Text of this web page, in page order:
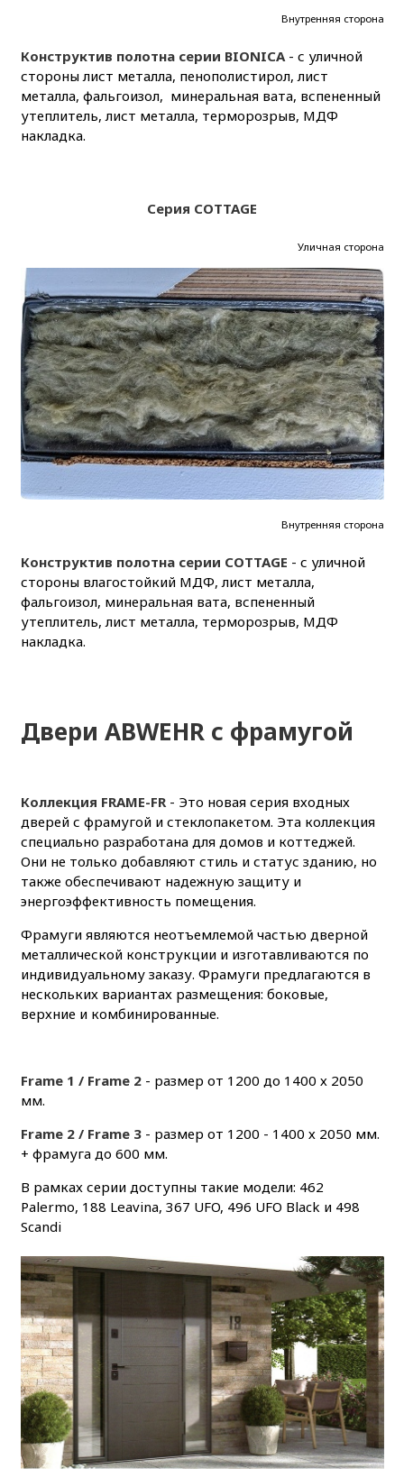
Внутренняя сторона
Конструктив полотна серии BIONICA- с уличной
стороны лист металла, пенополистирол, лист
металла, фальгоизол, минеральная вата, вспененный
утеплитель, лист металла, терморозрыв, МДФ
накладка.
Серия COTTAGE
Уличная сторона
Внутренняя сторона
Конструктив полотна серии COTTAGE - с уличной
стороны влагостойкий МДФ, лист металла,
фальгоизол, минеральная вата, вспененный
утеплитель, лист металла, терморозрыв, МДФ
накладка.
Двери ABWEHR с фрамугой
Коллекция FRAME-FR- Это новая серия входных
дверей с фрамугой и стеклопакетом. Эта коллекция
специально разработана для домов и коттеджей.
Они не только добавляют стиль и статус зданию, но
также обеспечивают надежную защиту и
энергоэффективность помещения.
Фрамуги являются неотъемлемой частью дверной
металлической конструкции и изготавливаются по
индивидуальному заказу. Фрамуги предлагаются в
нескольких вариантах размещения: боковые,
верхние и комбинированные.
Frame 1 / Frame 2- размер от 1200 до 1400 х 2050
мм.
Frame 2 / Frame 3- размер от 1200 - 1400 х 2050 мм.
+ фрамуга до 600 мм.
В рамках серии доступны такие модели: 462
Palermo, 188 Leavina, 367 UFO, 496 UFO Black и 498
Scandi